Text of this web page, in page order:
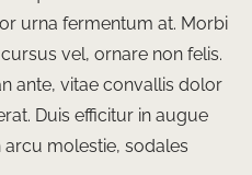
urna fermentum at. Morbi
vel, ornare non felis.
ante, vitae convallis dolor
Duis efficitur in augue
molestie, sodales